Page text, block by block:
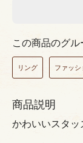
この商品のグル
リング ファッシ
商品説明
かわいいスタッ